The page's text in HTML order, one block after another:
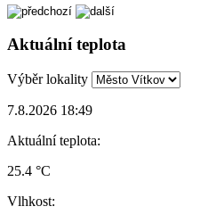
Aktuální teplota
Výběr lokality
7.8.2026 18:49
Aktuální teplota:
25.4 °C
Vlhkost: